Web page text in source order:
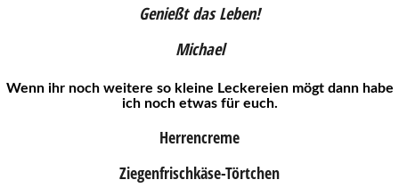
Genießt das Leben!
Michael
Wenn ihr noch weitere so kleine Leckereien mögt dann habe
ich noch etwas für euch.
Herrencreme
Ziegenfrischkäse-Törtchen